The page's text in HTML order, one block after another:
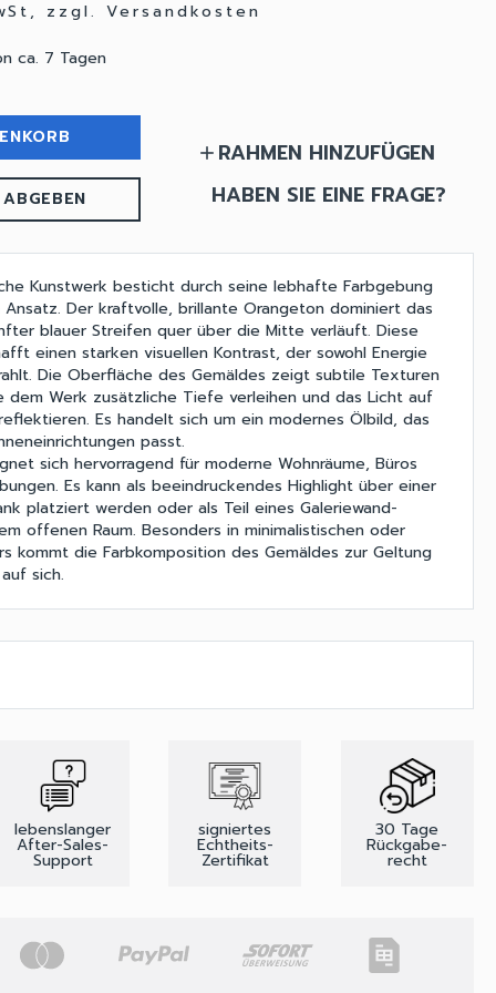
zzgl. Versandkosten
ca. 7 Tagen
add RAHMEN HINZUFÜGEN
HABEN SIE EINE FRAGE?
Kunstwerk besticht durch seine lebhafte Farbgebung
Ansatz. Der kraftvolle, brillante Orangeton dominiert das
blauer Streifen quer über die Mitte verläuft. Diese
einen starken visuellen Kontrast, der sowohl Energie
Die Oberfläche des Gemäldes zeigt subtile Texturen
dem Werk zusätzliche Tiefe verleihen und das Licht auf
Es handelt sich um ein modernes Ölbild, das
passt.
sich hervorragend für moderne Wohnräume, Büros
Es kann als beeindruckendes Highlight über einer
platziert werden oder als Teil eines Galeriewand-
offenen Raum. Besonders in minimalistischen oder
kommt die Farbkomposition des Gemäldes zur Geltung
sich.
lebenslanger
After-Sales-
Support
signiertes
Echtheits-
Zertifikat
30 Tage
Rückgabe-
recht